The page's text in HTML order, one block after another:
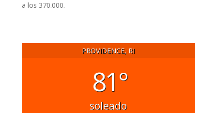
a los 370.000.
PROVIDENCE, RI
81°
soleado